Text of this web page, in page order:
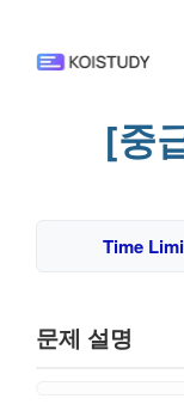
[중
Time
문제 설명